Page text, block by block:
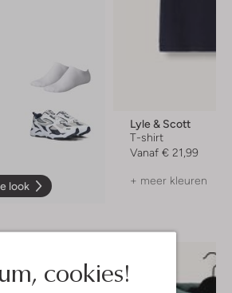
cookies!
look
Lyle & Scott
T-shirt
Vanaf € 21,99
+ meer kleuren